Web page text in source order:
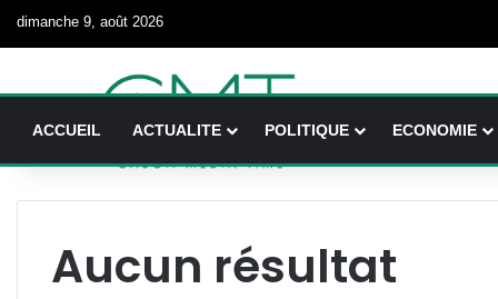
dimanche 9, août 2026
ACCUEIL ACTUALITE POLITIQUE ECONOMIE
Aucun résultat